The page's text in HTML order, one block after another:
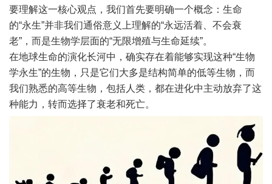
要理解这一核心观点，我们首先要明确一个概念：生命
的“永生”并非我们通俗意义上理解的“永远活着、不会衰
老”，而是生物学层面的“无限增殖与生命延续”。
在地球生命的演化长河中，确实存在着能够实现这种“生物
学永生”的生物，只是它们大多是结构简单的低等生物，而
我们熟悉的高等生物，包括人类，都在进化中主动放弃了这
种能力，转而选择了衰老和死亡。